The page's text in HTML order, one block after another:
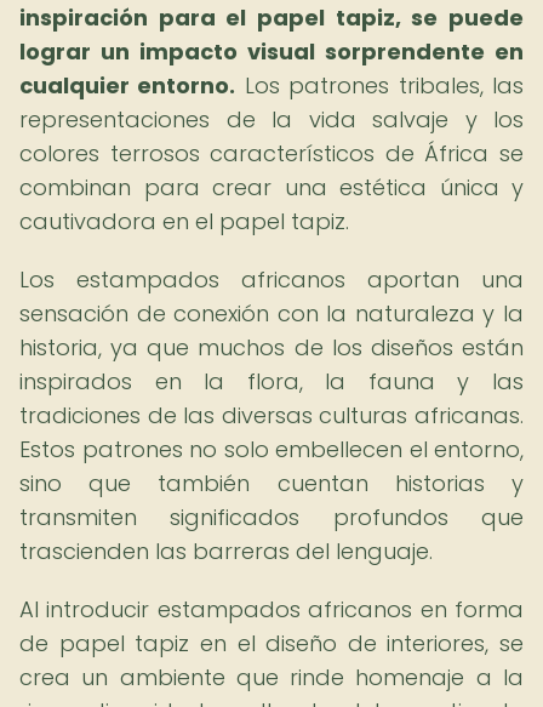
inspiración para el papel tapiz, se puede
lograr un impacto visual sorprendente en
cualquier entorno. Los patrones tribales, las
representaciones de la vida salvaje y los
colores terrosos característicos de África se
combinan para crear una estética única y
cautivadora en el papel tapiz.
Los estampados africanos aportan una
sensación de conexión con la naturaleza y la
historia, ya que muchos de los diseños están
inspirados en la flora, la fauna y las
tradiciones de las diversas culturas africanas.
Estos patrones no solo embellecen el entorno,
sino que también cuentan historias y
transmiten significados profundos que
trascienden las barreras del lenguaje.
Al introducir estampados africanos en forma
de papel tapiz en el diseño de interiores, se
crea un ambiente que rinde homenaje a la